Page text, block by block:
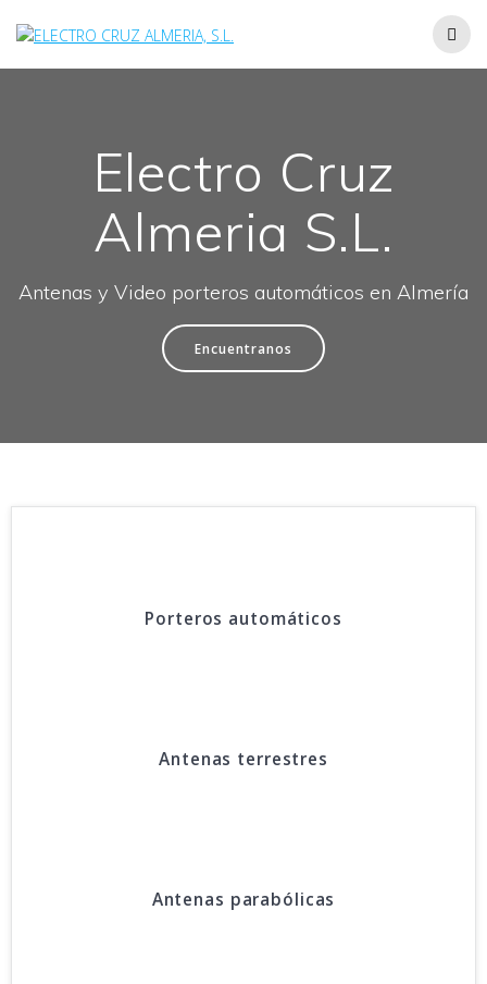
Electro Cruz
Almeria S.L.
Antenas y Video porteros automáticos en Almería
Encuentranos
Porteros automáticos
Antenas terrestres
Antenas parabólicas